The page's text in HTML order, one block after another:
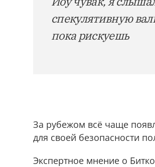
спекулятивную
пока рискуешь
За рубежом всё чаще
для своей безопасности
Экспертное мнение о